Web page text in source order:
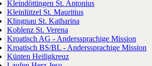
Kleindöttingen St. Antonius
Kleinlützel St. Mauritius
Klingnau St. Katharina
Koblenz St. Verena
Kroatisch AG - Anderssprachige Mission
Kroatisch BS/BL - Anderssprachige Mission
Künten Heiligkreuz